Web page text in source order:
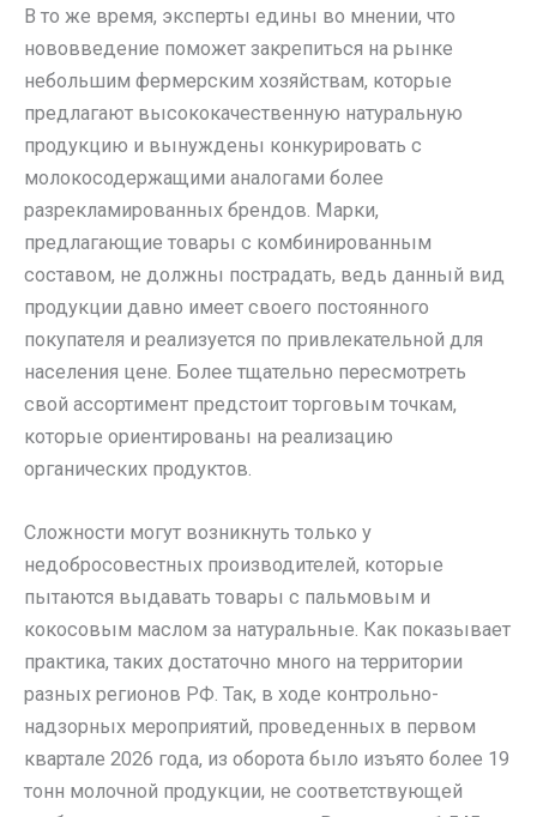
В то же время, эксперты едины во мнении, что
нововведение поможет закрепиться на рынке
небольшим фермерским хозяйствам, которые
предлагают высококачественную натуральную
продукцию и вынуждены конкурировать с
молокосодержащими аналогами более
разрекламированных брендов. Марки,
предлагающие товары с комбинированным
составом, не должны пострадать, ведь данный вид
продукции давно имеет своего постоянного
покупателя и реализуется по привлекательной для
населения цене. Более тщательно пересмотреть
свой ассортимент предстоит торговым точкам,
которые ориентированы на реализацию
органических продуктов.
Сложности могут возникнуть только у
недобросовестных производителей, которые
пытаются выдавать товары с пальмовым и
кокосовым маслом за натуральные. Как показывает
практика, таких достаточно много на территории
разных регионов РФ. Так, в ходе контрольно-
надзорных мероприятий, проведенных в первом
квартале 2026 года, из оборота было изъято более 19
тонн молочной продукции, не соответствующей